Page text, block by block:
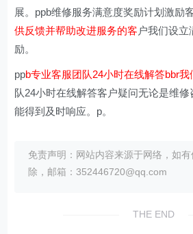
展。ppb维修服务满意度奖励计划激励
供反馈并帮助改进服务的客 户我们设
励。
ppb专业客服团队24小时在线解答bbr我
队24小时在线解答客户疑问无论是维
能得到及时响应。p。
免责声明：网站内容来源于网络，如
除，邮箱：352446720@qq.com
THE END